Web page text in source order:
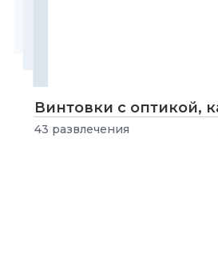
Винтовки с оптикой,
43 развлечения